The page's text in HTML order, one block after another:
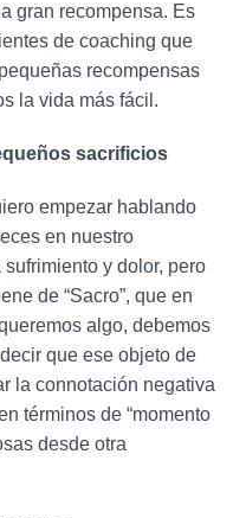
gran recompensa. Es
de coaching que
recompensas
la vida más fácil.
sacrificios
empezar hablando
en nuestro
y dolor, pero
de “Sacro”, que en
algo, debemos
que ese objeto de
la connotación negativa
términos de “momento
desde otra